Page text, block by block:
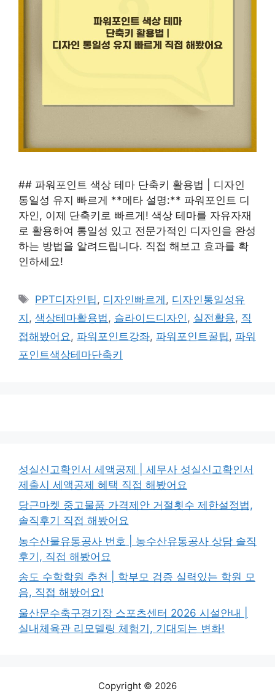
## 파워포인트 색상 테마 단축키 활용법 | 디자인
통일성 유지 빠르게 **메타 설명:** 파워포인트 디
자인, 이제 단축키로 빠르게! 색상 테마를 자유자재
로 활용하여 통일성 있고 전문가적인 디자인을 완성
하는 방법을 알려드립니다. 직접 해보고 효과를 확
인하세요!
태
그
PPT디자인팁 , 디자인빠르게 , 디자인통일성유
지 , 색상테마활용법 , 슬라이드디자인 , 실전활용, 직
접해봤어요 , 파워포인트강좌, 파워포인트꿀팁 , 파워
포인트색상테마단축키
성실신고확인서 세액공제 | 세무사 성실신고확인서
제출시 세액공제 혜택 직접 해봤어요
당근마켓 중고물품 가격제안 거절횟수 제한설정법,
솔직후기 직접 해봤어요
농수산물유통공사 번호 | 농수산유통공사 상담 솔직
후기, 직접 해봤어요
송도 수학학원 추천 | 학부모 검증 실력있는 학원 모
음, 직접 해봤어요!
울산문수축구경기장 스포츠센터 2026 시설안내 |
실내체육관 리모델링 체험기, 기대되는 변화!
Copyright © 2026